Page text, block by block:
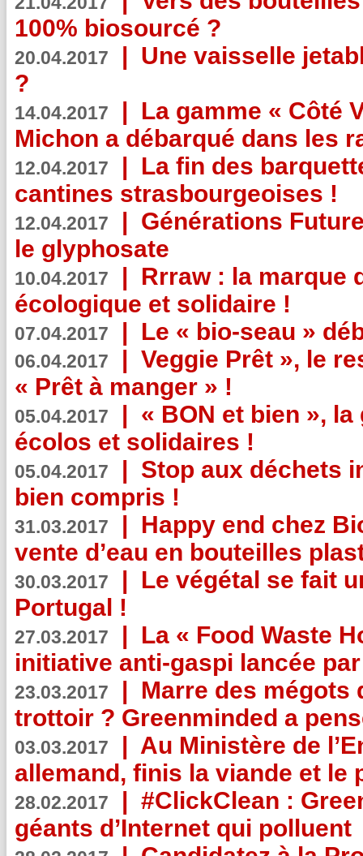
100% biosourcé ?
20.04.2017 | Une vaisselle
?
14.04.2017 | La gamme « Côté
Michon a débarqué dans les
12.04.2017 | La fin des
cantines strasbourgeoises !
12.04.2017 | Générations
le glyphosate
10.04.2017 | Rrraw : la marque
écologique et solidaire !
07.04.2017 | Le « bio-seau »
06.04.2017 | Veggie Prêt », le
« Prêt à manger » !
05.04.2017 | « BON et bien »,
écolos et solidaires !
05.04.2017 | Stop aux déchets
bien compris !
31.03.2017 | Happy end chez
vente d’eau en bouteilles
30.03.2017 | Le végétal se fait
Portugal !
27.03.2017 | La « Food Waste
initiative anti-gaspi lancée
23.03.2017 | Marre des mégots
trottoir ? Greenminded a
03.03.2017 | Au Ministère de
allemand, finis la viande et le
28.02.2017 | #ClickClean :
géants d’Internet qui polluent